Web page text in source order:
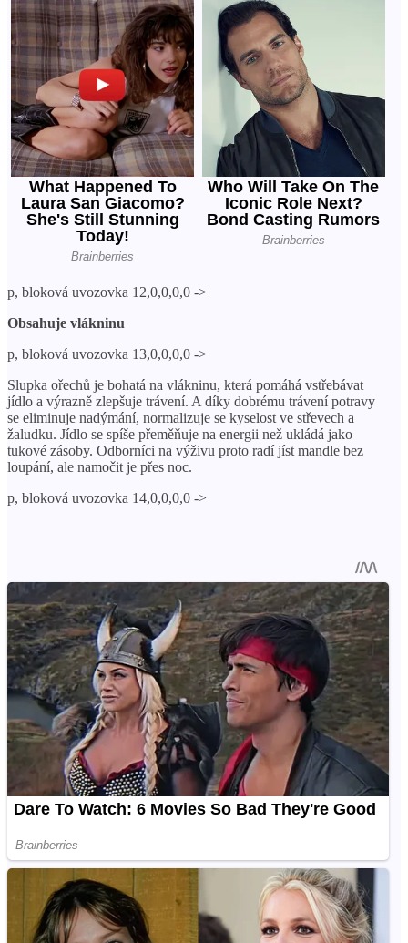
p, bloková uvozovka 12,0,0,0,0 ->
Obsahuje vlákninu
p, bloková uvozovka 13,0,0,0,0 ->
Slupka ořechů je bohatá na vlákninu, která pomáhá vstřebávat
jídlo a výrazně zlepšuje trávení. A díky dobrému trávení potravy
se eliminuje nadýmání, normalizuje se kyselost ve střevech a
žaludku. Jídlo se spíše přeměňuje na energii než ukládá jako
tukové zásoby. Odborníci na výživu proto radí jíst mandle bez
loupání, ale namočit je přes noc.
p, bloková uvozovka 14,0,0,0,0 ->